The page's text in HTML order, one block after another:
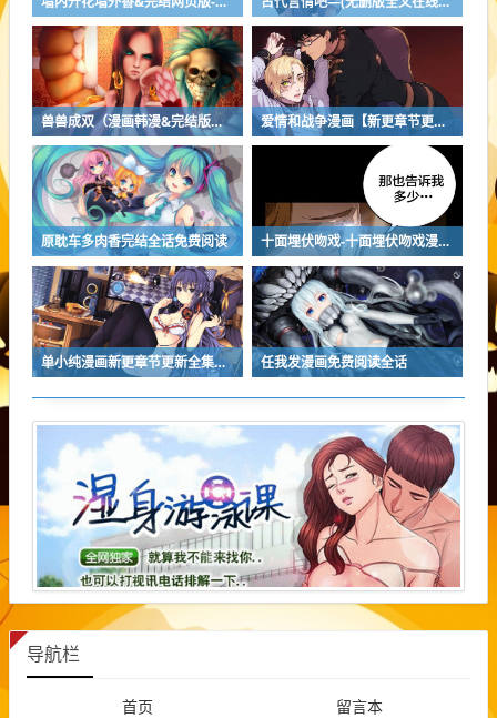
兽兽成双（漫画韩漫&完结版）(全文在线阅读） 爱情和战争漫画【新更章节更新】-爱情和战争全集免费观看
原耽车多肉香完结全话免费阅读 十面埋伏吻戏-十面埋伏吻戏漫画免费阅读全话
单小纯漫画新更章节更新全集免费观看 任我发漫画免费阅读全话
导航栏
首页 留言本